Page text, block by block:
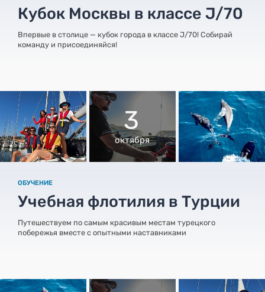
Кубок Москвы в классе J/70
Впервые в столице — кубок города в классе J/70! Собирай
команду и присоединяйся!
3
октября
ОБУЧЕНИЕ
Учебная флотилия в Турции
Путешествуем по самым красивым местам турецкого
побережья вместе с опытными наставниками